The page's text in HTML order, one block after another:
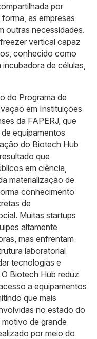
por
as empresas
outras necessidades.
vertical capaz
conhecido como
de células,
do Programa de
em Instituições
da FAPERJ, que
equipamentos
do Biotech Hub
que
em ciência,
materialização de
conhecimento
de
Muitas startups
altamente
mas enfrentam
laboratorial
tecnologias e
Biotech Hub reduz
a equipamentos
que mais
no estado do
motivo de grande
por meio do